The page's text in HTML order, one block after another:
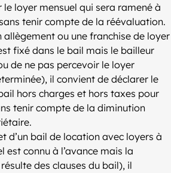
loyer mensuel qui sera ramené à
tenir compte de la réévaluation.
allègement ou une franchise de loyer
fixé dans le bail mais le bailleur
de ne pas percevoir le loyer
il convient de déclarer le
hors charges et hors taxes pour
tenir compte de la diminution
d’un bail de location avec loyers à
est connu à l’avance mais la
des clauses du bail), il